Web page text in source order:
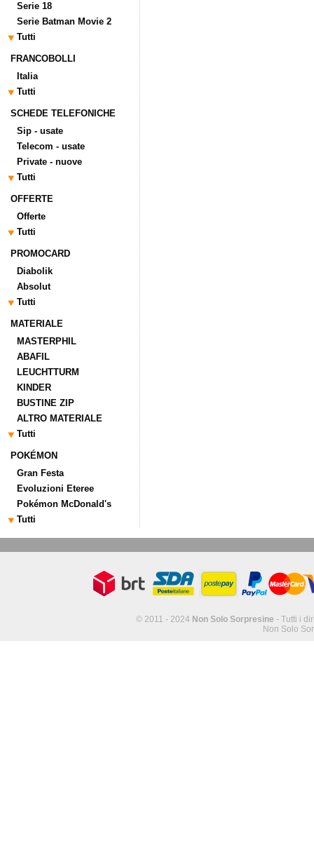
Serie 18
Serie Batman Movie 2
Tutti
FRANCOBOLLI
Italia
Tutti
SCHEDE TELEFONICHE
Sip - usate
Telecom - usate
Private - nuove
Tutti
OFFERTE
Offerte
Tutti
PROMOCARD
Diabolik
Absolut
Tutti
MATERIALE
MASTERPHIL
ABAFIL
LEUCHTTURM
KINDER
BUSTINE ZIP
ALTRO MATERIALE
Tutti
POKÉMON
Gran Festa
Evoluzioni Eteree
Pokémon McDonald's
Tutti
© 2011 - 2024 Non Solo Sorpresine - Tutti i
Non Solo